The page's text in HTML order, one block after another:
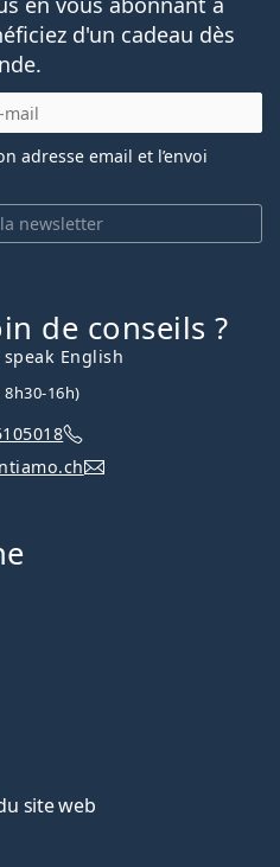
d'un cadeau dès
newsletter
adresse email et l’envoi
de conseils ?
speak English
16h)
site web